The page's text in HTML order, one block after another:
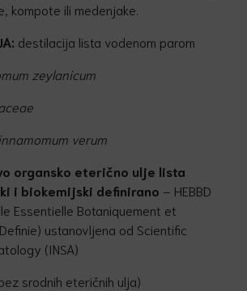
kompote ili medenjake.
destilacija lista vodenom parom
zeylanicum
verum
organsko eterično ulje lista
i biokemijski definirano – HEBBD
Essentielle Botaniquement et
ustanovljena od Scientific
(INSA)
srodnih eteričnih ulja)